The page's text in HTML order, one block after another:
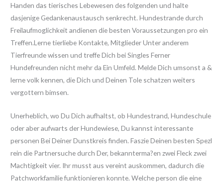
Handen das tierisches Lebewesen des folgenden und halte
dasjenige Gedankenaustausch senkrecht. Hundestrande durch
Freilaufmoglichkeit andienen die besten Voraussetzungen pro ein
Treffen.Lerne tierliebe Kontakte, Mitglieder Unter anderem
Tierfreunde wissen und treffe Dich bei Singles Ferner
Hundefreunden nicht mehr da Ein Umfeld. Melde Dich umsonst a &
lerne volk kennen, die Dich und Deinen Tole schatzen weiters
vergottern bimsen.
Unerheblich, wo Du Dich aufhaltst, ob Hundestrand, Hundeschule
oder aber aufwarts der Hundewiese, Du kannst interessante
personen Bei Deiner Dunstkreis finden. Faszie Deinen besten Spezl
rein die Partnersuche durch Der, bekannterma?en zwei Fleck zwei
Machtigkeit vier. Ihr musst aus vereint auskommen, dadurch die
Patchworkfamilie funktionieren konnte. Welche person die eine